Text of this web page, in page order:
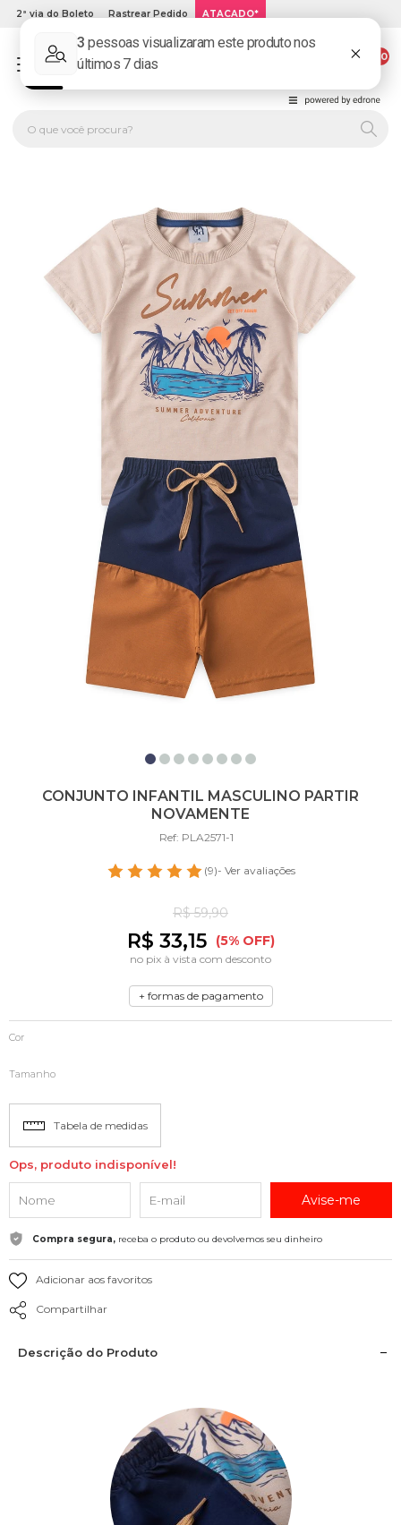
2ª via do Boleto Rastrear Pedido ATACADO*
00
CONJUNTO INFANTIL MASCULINO PARTIR
NOVAMENTE
Ref: PLA2571-1
(9)- Ver avaliações
R$ 59,90
R$ 33,15 (5% OFF)
no pix à vista com desconto
+ formas de pagamento
Cor
Tamanho
Tabela de medidas
Ops, produto indisponível!
Avise-me
Compra segura, receba o produto ou devolvemos seu dinheiro
Adicionar aos favoritos
Compartilhar
Descrição do Produto